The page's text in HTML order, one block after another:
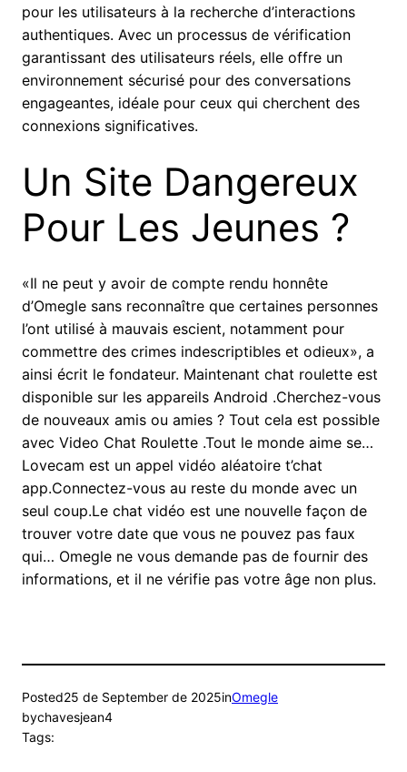
pour les utilisateurs à la recherche d’interactions
authentiques. Avec un processus de vérification
garantissant des utilisateurs réels, elle offre un
environnement sécurisé pour des conversations
engageantes, idéale pour ceux qui cherchent des
connexions significatives.
Un Site Dangereux
Pour Les Jeunes ?
«Il ne peut y avoir de compte rendu honnête
d’Omegle sans reconnaître que certaines personnes
l’ont utilisé à mauvais escient, notamment pour
commettre des crimes indescriptibles et odieux», a
ainsi écrit le fondateur. Maintenant chat roulette est
disponible sur les appareils Android .Cherchez-vous
de nouveaux amis ou amies ? Tout cela est possible
avec Video Chat Roulette .Tout le monde aime se…
Lovecam est un appel vidéo aléatoire t’chat
app.Connectez-vous au reste du monde avec un
seul coup.Le chat vidéo est une nouvelle façon de
trouver votre date que vous ne pouvez pas faux
qui… Omegle ne vous demande pas de fournir des
informations, et il ne vérifie pas votre âge non plus.
Posted25 de September de 2025inOmegle
bychavesjean4
Tags: